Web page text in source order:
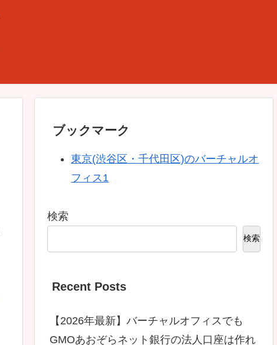
ブックマーク
東京(渋谷区・千代田区)のバーチャルオ
フィス1
検索
検索
Recent Posts
【2026年最新】バーチャルオフィスでも
GMOあおぞらネット銀行の法人口座は作れ